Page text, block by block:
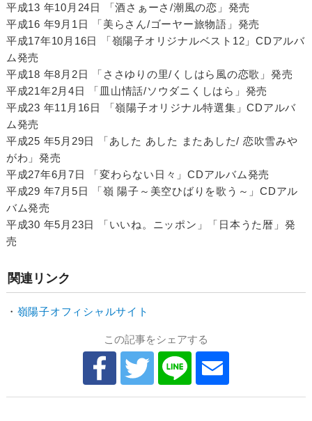
平成13 年10月24日 「酒さぁーさ/潮風の恋」発売
平成16 年9月1日 「美らさん/ゴーヤー旅物語」発売
平成17年10月16日 「嶺陽子オリジナルベスト12」CDアルバ
ム発売
平成18 年8月2日 「ささゆりの里/くしはら風の恋歌」発売
平成21年2月4日 「皿山情話/ソウダニくしはら」発売
平成23 年11月16日 「嶺陽子オリジナル特選集」CDアルバ
ム発売
平成25 年5月29日 「あした あした またあした/ 恋吹雪みや
がわ」発売
平成27年6月7日 「変わらない日々」CDアルバム発売
平成29 年7月5日 「嶺 陽子～美空ひばりを歌う～」CDアル
バム発売
平成30 年5月23日 「いいね。ニッポン」「日本うた暦」発
売
関連リンク
・ 嶺陽子オフィシャルサイト
この記事をシェアする